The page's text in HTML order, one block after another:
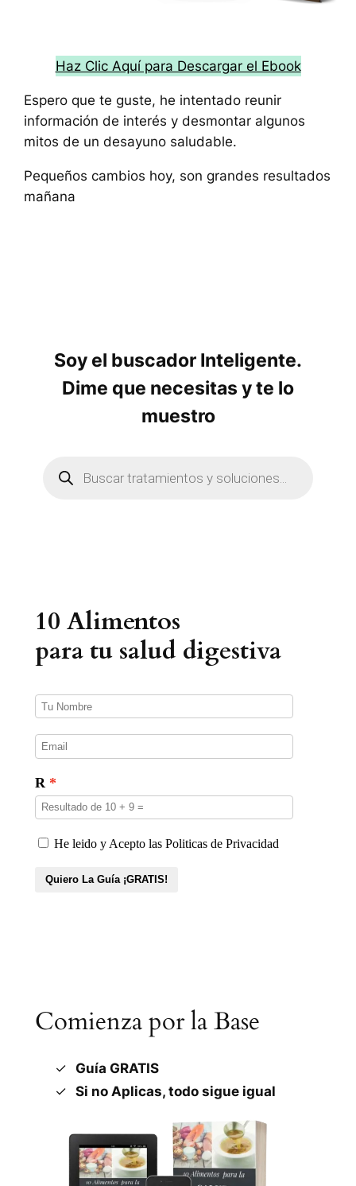
Haz Clic Aquí para Descargar el Ebook
Espero que te guste, he intentado reunir
información de interés y desmontar algunos
mitos de un desayuno saludable.
Pequeños cambios hoy, son grandes resultados
mañana
Soy el buscador Inteligente.
Dime que necesitas y te lo
muestro
o
d
c
t
s
10 Alimentos
para tu salud digestiva
Comienza por la Base
Guía GRATIS
Si no Aplicas, todo sigue igual